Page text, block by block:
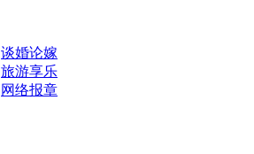
谈婚论嫁
旅游享乐
网络报章